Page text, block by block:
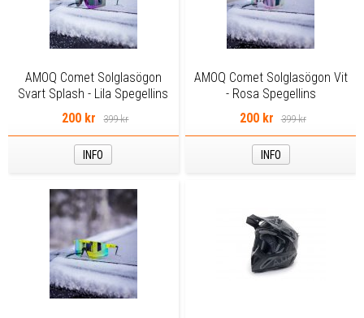
AMOQ Comet Solglasögon
Svart Splash - Lila Spegellins
200 kr
399 kr
INFO
AMOQ Comet Solglasögon Vit
- Rosa Spegellins
200 kr
399 kr
INFO